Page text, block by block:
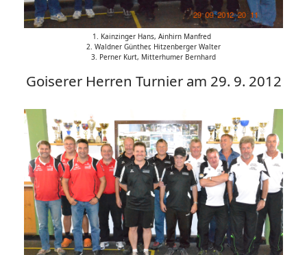
1. Kainzinger Hans, Ainhirn Manfred
2. Waldner Günther, Hitzenberger Walter
3. Perner Kurt, Mitterhumer Bernhard
Goiserer Herren Turnier am 29. 9. 2012